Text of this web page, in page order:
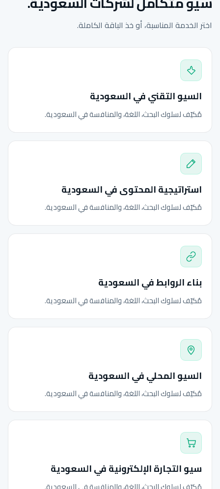
اختر الخدمة المناسبة، أو خذ الباقة الكاملة.
السيو التقني في السعودية
مُكيّف لسلوك البحث، اللغة، والمنافسة في السعودية.
استراتيجية المحتوى في السعودية
مُكيّف لسلوك البحث، اللغة، والمنافسة في السعودية.
بناء الروابط في السعودية
مُكيّف لسلوك البحث، اللغة، والمنافسة في السعودية.
السيو المحلي في السعودية
مُكيّف لسلوك البحث، اللغة، والمنافسة في السعودية.
سيو التجارة الإلكترونية في السعودية